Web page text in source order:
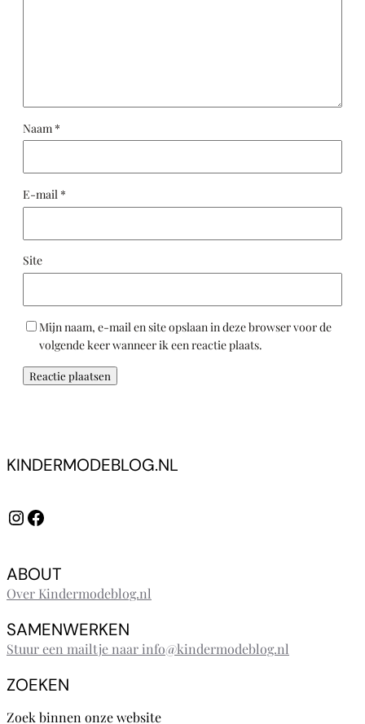
Naam *
E-mail *
Site
Mijn naam, e-mail en site opslaan in deze browser voor de
volgende keer wanneer ik een reactie plaats.
KINDERMODEBLOG.NL
InstagramFacebook
ABOUT
Over Kindermodeblog.nl
SAMENWERKEN
Stuur een mailtje naar info@kindermodeblog.nl
ZOEKEN
Zoek binnen onze website